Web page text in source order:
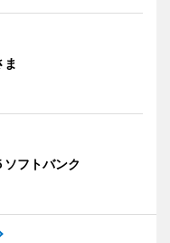
フトバンク